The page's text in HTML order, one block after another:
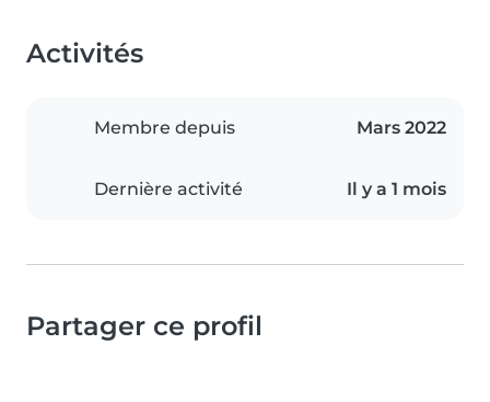
Activités
Membre depuis Mars 2022
Dernière activité Il y a 1 mois
Partager ce profil